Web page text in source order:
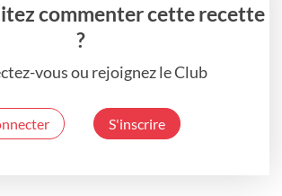
commenter cette recette
?
vous ou rejoignez le Club
S'inscrire